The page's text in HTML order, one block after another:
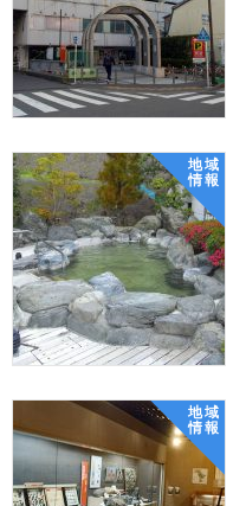
地域
情報
地域
情報